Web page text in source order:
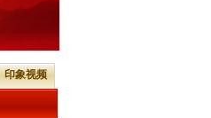
印象视频